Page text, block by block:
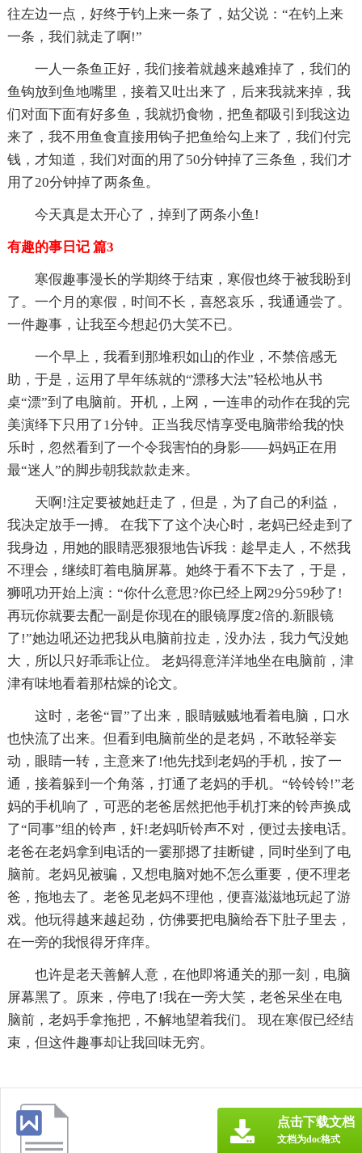
往左边一点，好终于钓上来一条了，姑父说：“在钓上来
一条，我们就走了啊!”
一人一条鱼正好，我们接着就越来越难掉了，我们的
鱼钩放到鱼地嘴里，接着又吐出来了，后来我就来掉，我
们对面下面有好多鱼，我就扔食物，把鱼都吸引到我这边
来了，我不用鱼食直接用钩子把鱼给勾上来了，我们付完
钱，才知道，我们对面的用了50分钟掉了三条鱼，我们才
用了20分钟掉了两条鱼。
今天真是太开心了，掉到了两条小鱼!
有趣的事日记 篇3
寒假趣事漫长的学期终于结束，寒假也终于被我盼到
了。一个月的寒假，时间不长，喜怒哀乐，我通通尝了。
一件趣事，让我至今想起仍大笑不已。
一个早上，我看到那堆积如山的作业，不禁倍感无
助，于是，运用了早年练就的“漂移大法”轻松地从书
桌“漂”到了电脑前。开机，上网，一连串的动作在我的完
美演绎下只用了1分钟。正当我尽情享受电脑带给我的快
乐时，忽然看到了一个令我害怕的身影——妈妈正在用
最“迷人”的脚步朝我款款走来。
天啊!注定要被她赶走了，但是，为了自己的利益，
我决定放手一搏。 在我下了这个决心时，老妈已经走到了
我身边，用她的眼睛恶狠狠地告诉我：趁早走人，不然我
不理会，继续盯着电脑屏幕。她终于看不下去了，于是，
狮吼功开始上演：“你什么意思?你已经上网29分59秒了!
再玩你就要去配一副是你现在的眼镜厚度2倍的.新眼镜
了!”她边吼还边把我从电脑前拉走，没办法，我力气没她
大，所以只好乖乖让位。 老妈得意洋洋地坐在电脑前，津
津有味地看着那枯燥的论文。
这时，老爸“冒”了出来，眼睛贼贼地看着电脑，口水
也快流了出来。但看到电脑前坐的是老妈，不敢轻举妄
动，眼睛一转，主意来了!他先找到老妈的手机，按了一
通，接着躲到一个角落，打通了老妈的手机。“铃铃铃!”老
妈的手机响了，可恶的老爸居然把他手机打来的铃声换成
了“同事”组的铃声，奸!老妈听铃声不对，便过去接电话。
老爸在老妈拿到电话的一霎那摁了挂断键，同时坐到了电
脑前。老妈见被骗，又想电脑对她不怎么重要，便不理老
爸，拖地去了。老爸见老妈不理他，便喜滋滋地玩起了游
戏。他玩得越来越起劲，仿佛要把电脑给吞下肚子里去，
在一旁的我恨得牙痒痒。
也许是老天善解人意，在他即将通关的那一刻，电脑
屏幕黑了。原来，停电了!我在一旁大笑，老爸呆坐在电
脑前，老妈手拿拖把，不解地望着我们。 现在寒假已经结
束，但这件趣事却让我回味无穷。
点击下载文档
文档为doc格式